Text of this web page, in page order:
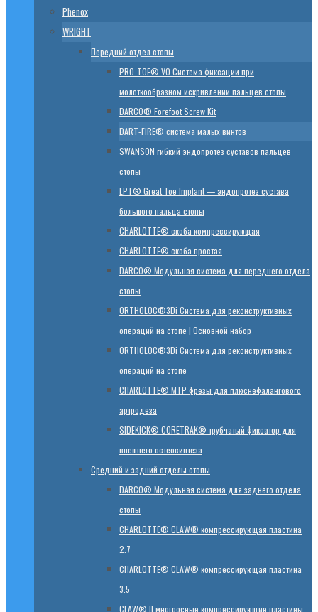
Phenox
WRIGHT
Передний отдел стопы
PRO-TOE® VO Система фиксации при
молоткообразном искривлении пальцев стопы
DARCO® Forefoot Screw Kit
DART-FIRE® система малых винтов
SWANSON гибкий эндопротез суставов пальцев
стопы
LPT® Great Toe Implant — эндопротез сустава
большого пальца стопы
CHARLOTTE® скоба компрессирующая
CHARLOTTE® скоба простая
DARCO® Модульная система для переднего отдела
стопы
ORTHOLOC®3Di Система для реконструктивных
операций на стопе | Основной набор
ORTHOLOC®3Di Система для реконструктивных
операций на стопе
CHARLOTTE® MTP фрезы для плюснефалангового
артродеза
SIDEKICK® CORETRAK® трубчатый фиксатор для
внешнего остеосинтеза
Средний и задний отделы стопы
DARCO® Модульная система для заднего отдела
стопы
CHARLOTTE® CLAW® компрессирующая пластина
2.7
CHARLOTTE® CLAW® компрессирующая пластина
3.5
CLAW® II многоосные компрессирующие пластины